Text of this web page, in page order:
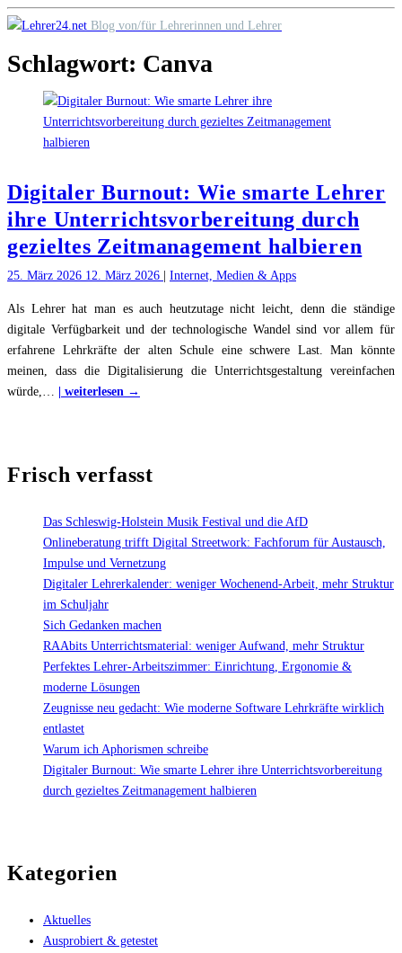
Skip
content
Blog von/für Lehrerinnen und Lehrer
Schlagwort: Canva
Digitaler Burnout: Wie smarte Lehrer
ihre Unterrichtsvorbereitung durch
gezieltes Zeitmanagement halbieren
25. März 2026 12. März 2026 Internet, Medien & Apps
Als Lehrer hat man es auch heutzutage nicht leicht, denn die ständige
digitale Verfügbarkeit und der technologische Wandel sind vor allem für
erfahrene Lehrkräfte der alten Schule eine schwere Last. Man könnte
meinen, dass die Digitalisierung die Unterrichtsgestaltung vereinfachen
würde,… | weiterlesen →
Lehrer
Unterrichtsvorbereitung
durch
gezieltes
Zeitmanagement
Frisch verfasst
Das Schleswig-Holstein Musik Festival und die AfD
Onlineberatung trifft Digital Streetwork: Fachforum für Austausch,
Impulse und Vernetzung
Digitaler Lehrerkalender: weniger Wochenend-Arbeit, mehr Struktur
im Schuljahr
Sich Gedanken machen
RAAbits Unterrichtsmaterial: weniger Aufwand, mehr Struktur
Perfektes Lehrer-Arbeitszimmer: Einrichtung, Ergonomie &
moderne Lösungen
Zeugnisse neu gedacht: Wie moderne Software Lehrkräfte wirklich
entlastet
Warum ich Aphorismen schreibe
Digitaler Burnout: Wie smarte Lehrer ihre Unterrichtsvorbereitung
durch gezieltes Zeitmanagement halbieren
Kategorien
Aktuelles
Ausprobiert & getestet